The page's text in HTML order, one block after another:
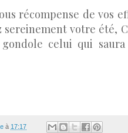
récompense de vos
sereinement votre été,
celui qui
à 17:17